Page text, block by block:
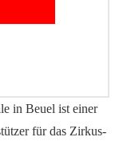
in Beuel ist einer
für das Zirkus-